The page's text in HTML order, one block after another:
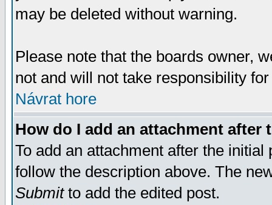
may be deleted without warning.
Please note that the boards owner,
not and will not take responsibility
Návrat hore
How do I add an attachment after
To add an attachment after the
follow the description above. The
Submitto add the edited post.